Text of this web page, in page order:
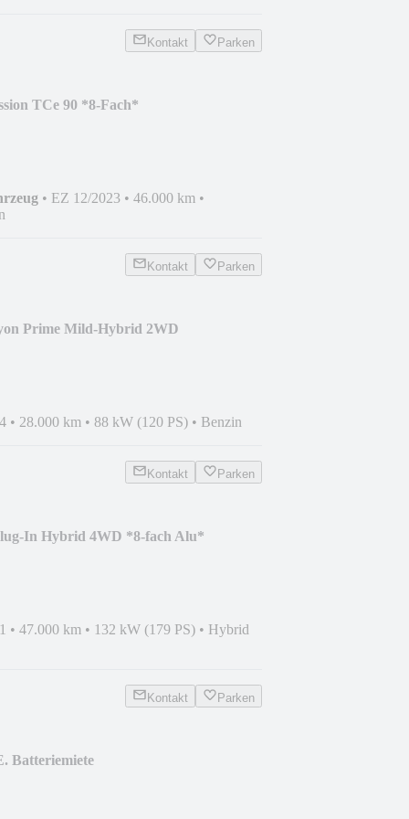
Kontakt Parken
TCe 90 *8-Fach*
• EZ 12/2023 • 46.000 km •
Kontakt Parken
Prime Mild-Hybrid 2WD
• 28.000 km • 88 kW (120 PS) • Benzin
Kontakt Parken
In Hybrid 4WD *8-fach Alu*
• 47.000 km • 132 kW (179 PS) • Hybrid
Kontakt Parken
Batteriemiete